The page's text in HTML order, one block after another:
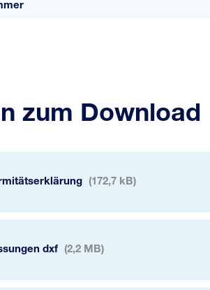
zum Download
(172,7 kB)
dxf (2,2 MB)